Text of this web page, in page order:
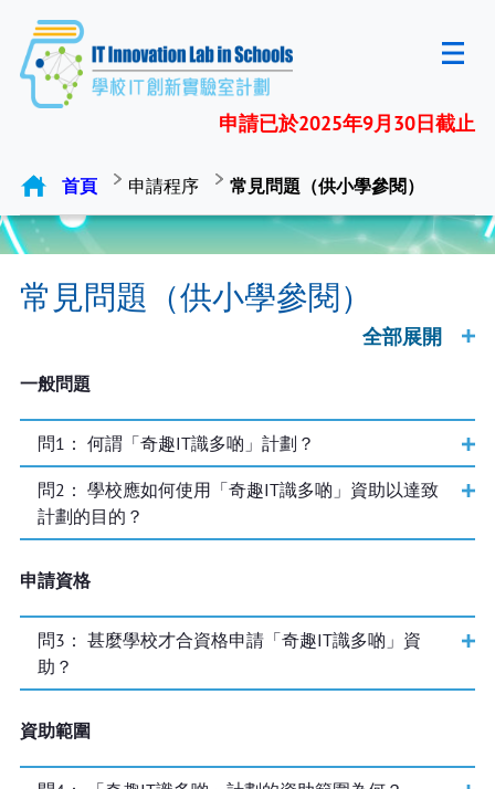
申請已於2025年9月30日截止
首頁 申請程序 常見問題（供小學參閱）
常見問題（供小學參閱）
全部展開
一般問題
問1 ： 何謂「奇趣IT識多啲」計劃？
問2 ： 學校應如何使用「奇趣IT識多啲」資助以達致
計劃的目的？
申請資格
問3 ： 甚麼學校才合資格申請「奇趣IT識多啲」資
助？
資助範圍